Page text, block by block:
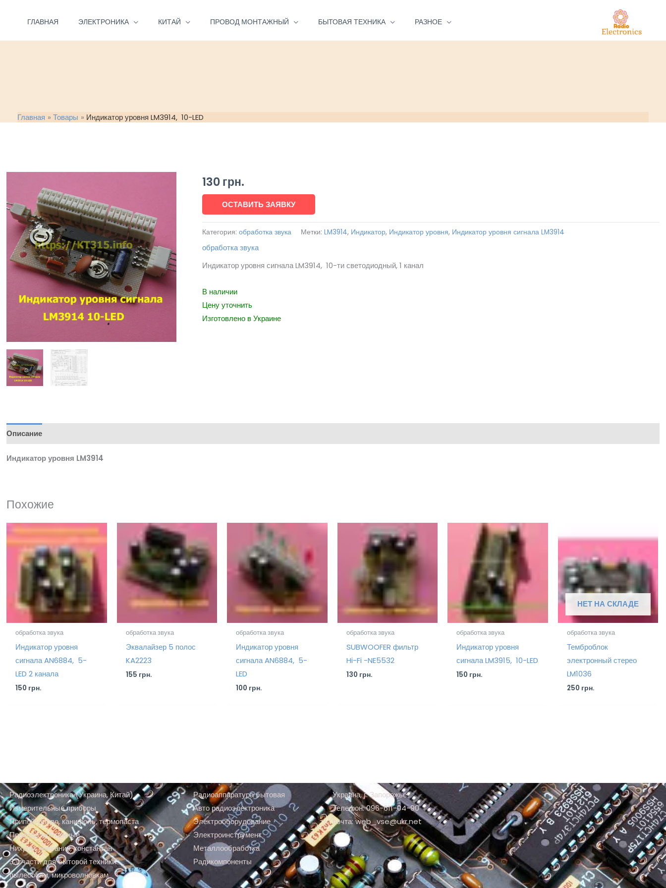
ГЛАВНАЯ ЭЛЕКТРОНИКА КИТАЙ ПРОВОД МОНТАЖНЫЙ БЫТОВАЯ ТЕХНИКА РАЗНОЕ
Главная Товары Индикатор уровня LM3914, 10-LED
130грн.
ОСТАВИТЬ ЗАЯВКУ
Категория:обработка звука Метки:LM3914, Индикатор, Индикатор уровня, Индикатор уровня сигнала LM3914
обработка звука
Индикатор уровня сигнала LM3914, 10-ти светодиодный, 1 канал
В наличии
Цену уточнить
Изготовлено в Украине
Описание
Индикатор уровня LM3914
Похожие
обработка звука
Индикатор уровня
сигнала AN6884, 5-
LED 2 канала
150 грн.
обработка звука
Эквалайзер 5 полос
KA2223
155 грн.
обработка звука
Индикатор уровня
сигнала AN6884, 5-
LED
100 грн.
обработка звука
SUBWOOFER фильтр
Hi-Fi -NE5532
130 грн.
обработка звука
Индикатор уровня
сигнала LM3915, 10-LED
150 грн.
НЕТ НА СКЛАДЕ
обработка звука
Темброблок
электронный стерео
LM1036
250 грн.
Радиоэлектроника (Украина, Китай)
Измерительные приборы
Припой, олово, канифоль, термопаста
Провода монтажные
Нихром, манганин, константан
Запчасти для бытовой техники:
пылесосам, микроволновкам
Радиоаппаратура бытовая
Авто радиоэлектроника
Электрооборудование
Электроинструмент
Металлообработка
Радикомпоненты
Украина, г. Запорожье
Телефон: 096-611-04-90
почта: web_vse@ukr.net